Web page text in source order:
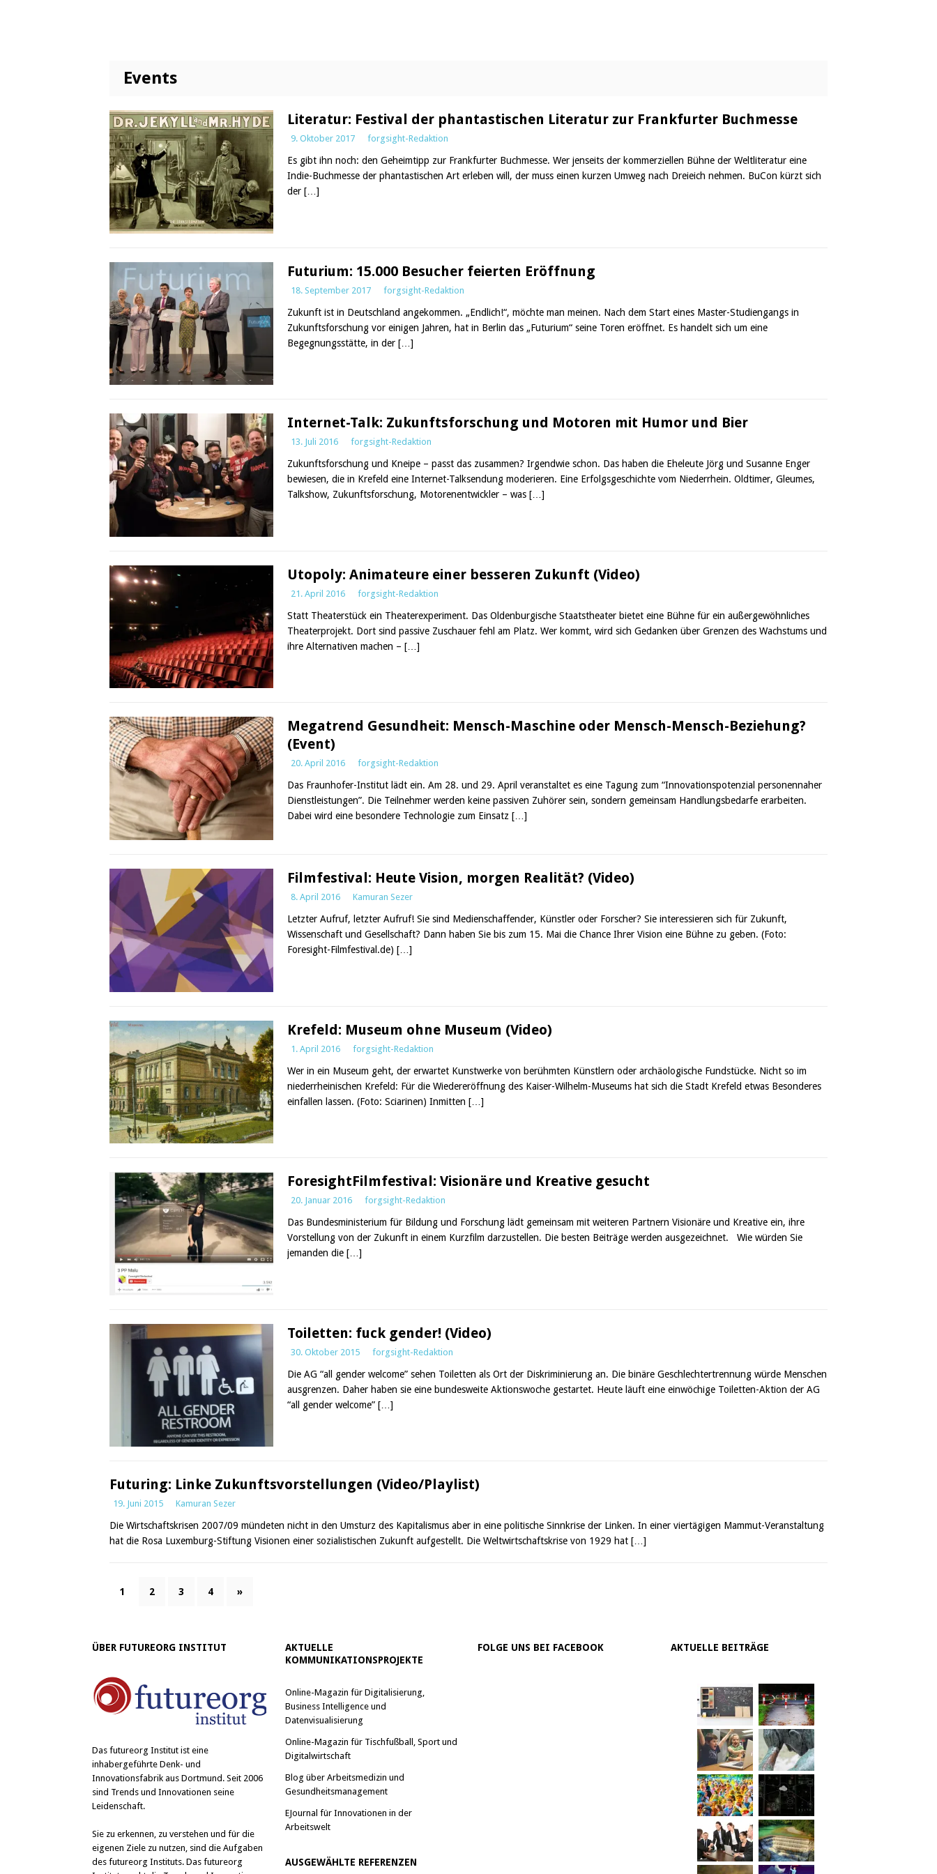
Events
Literatur: Festival der phantastischen Literatur zur Frankfurter Buchmesse
9. Oktober 2017 forgsight-Redaktion
Es gibt ihn noch: den Geheimtipp zur Frankfurter Buchmesse. Wer jenseits der kommerziellen Bühne der Weltliteratur eine
Indie-Buchmesse der phantastischen Art erleben will, der muss einen kurzen Umweg nach Dreieich nehmen. BuCon kürzt sich
der […]
Futurium: 15.000 Besucher feierten Eröffnung
18. September 2017 forgsight-Redaktion
Zukunft ist in Deutschland angekommen. „Endlich!“, möchte man meinen. Nach dem Start eines Master-Studiengangs in
Zukunftsforschung vor einigen Jahren, hat in Berlin das „Futurium“ seine Toren eröffnet. Es handelt sich um eine
Begegnungsstätte, in der […]
Internet-Talk: Zukunftsforschung und Motoren mit Humor und Bier
13. Juli 2016 forgsight-Redaktion
Zukunftsforschung und Kneipe – passt das zusammen? Irgendwie schon. Das haben die Eheleute Jörg und Susanne Enger
bewiesen, die in Krefeld eine Internet-Talksendung moderieren. Eine Erfolgsgeschichte vom Niederrhein. Oldtimer, Gleumes,
Talkshow, Zukunftsforschung, Motorenentwickler – was […]
Utopoly: Animateure einer besseren Zukunft (Video)
21. April 2016 forgsight-Redaktion
Statt Theaterstück ein Theaterexperiment. Das Oldenburgische Staatstheater bietet eine Bühne für ein außergewöhnliches
Theaterprojekt. Dort sind passive Zuschauer fehl am Platz. Wer kommt, wird sich Gedanken über Grenzen des Wachstums und
ihre Alternativen machen – […]
Megatrend Gesundheit: Mensch-Maschine oder Mensch-Mensch-Beziehung?
(Event)
20. April 2016 forgsight-Redaktion
Das Fraunhofer-Institut lädt ein. Am 28. und 29. April veranstaltet es eine Tagung zum “Innovationspotenzial personennaher
Dienstleistungen”. Die Teilnehmer werden keine passiven Zuhörer sein, sondern gemeinsam Handlungsbedarfe erarbeiten.
Dabei wird eine besondere Technologie zum Einsatz […]
Filmfestival: Heute Vision, morgen Realität? (Video)
8. April 2016 Kamuran Sezer
Letzter Aufruf, letzter Aufruf! Sie sind Medienschaffender, Künstler oder Forscher? Sie interessieren sich für Zukunft,
Wissenschaft und Gesellschaft? Dann haben Sie bis zum 15. Mai die Chance Ihrer Vision eine Bühne zu geben. (Foto:
Foresight-Filmfestival.de) […]
Krefeld: Museum ohne Museum (Video)
1. April 2016 forgsight-Redaktion
Wer in ein Museum geht, der erwartet Kunstwerke von berühmten Künstlern oder archäologische Fundstücke. Nicht so im
niederrheinischen Krefeld: Für die Wiedereröffnung des Kaiser-Wilhelm-Museums hat sich die Stadt Krefeld etwas Besonderes
einfallen lassen. (Foto: Sciarinen) Inmitten […]
ForesightFilmfestival: Visionäre und Kreative gesucht
20. Januar 2016 forgsight-Redaktion
Das Bundesministerium für Bildung und Forschung lädt gemeinsam mit weiteren Partnern Visionäre und Kreative ein, ihre
Vorstellung von der Zukunft in einem Kurzfilm darzustellen. Die besten Beiträge werden ausgezeichnet. Wie würden Sie
jemanden die […]
Toiletten: fuck gender! (Video)
30. Oktober 2015 forgsight-Redaktion
Die AG “all gender welcome” sehen Toiletten als Ort der Diskriminierung an. Die binäre Geschlechtertrennung würde Menschen
ausgrenzen. Daher haben sie eine bundesweite Aktionswoche gestartet. Heute läuft eine einwöchige Toiletten-Aktion der AG
“all gender welcome” […]
Futuring: Linke Zukunftsvorstellungen (Video/Playlist)
19. Juni 2015 Kamuran Sezer
Die Wirtschaftskrisen 2007/09 mündeten nicht in den Umsturz des Kapitalismus aber in eine politische Sinnkrise der Linken. In einer viertägigen Mammut-Veranstaltung
hat die Rosa Luxemburg-Stiftung Visionen einer sozialistischen Zukunft aufgestellt. Die Weltwirtschaftskrise von 1929 hat […]
1 2 3 4 »
ÜBER FUTUREORG INSTITUT
Das futureorg Institut ist eine
inhabergeführte Denk- und
Innovationsfabrik aus Dortmund. Seit 2006
sind Trends und Innovationen seine
Leidenschaft.
Sie zu erkennen, zu verstehen und für die
eigenen Ziele zu nutzen, sind die Aufgaben
des futureorg Instituts. Das futureorg
AKTUELLE
KOMMUNIKATIONSPROJEKTE
Online-Magazin für Digitalisierung,
Business Intelligence und
Datenvisualisierung
Online-Magazin für Tischfußball, Sport und
Digitalwirtschaft
Blog über Arbeitsmedizin und
Gesundheitsmanagement
EJournal für Innovationen in der
Arbeitswelt
AUSGEWÄHLTE REFERENZEN
FOLGE UNS BEI FACEBOOK AKTUELLE BEITRÄGE